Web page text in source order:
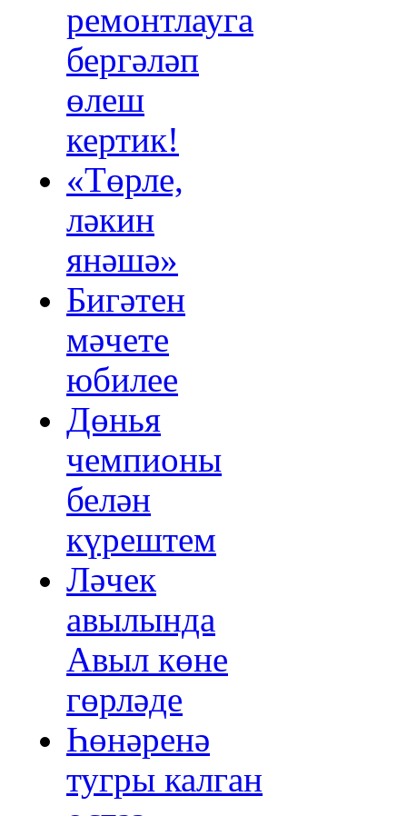
ремонтлауга
бергәләп
өлеш
кертик!
«Төрле,
ләкин
янәшә»
Бигәтен
мәчете
юбилее
Дөнья
чемпионы
белән
күрештем
Ләчек
авылында
Авыл көне
гөрләде
Һөнәренә
тугры калган